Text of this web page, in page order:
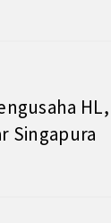
Singapura